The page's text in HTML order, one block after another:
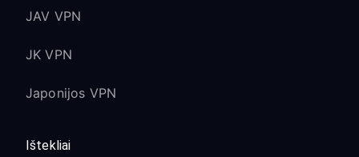
JAV VPN
JK VPN
Japonijos VPN
Ištekliai